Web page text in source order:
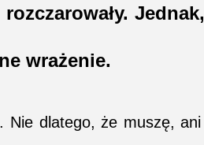
wrażenie.
Nie dlatego, że muszę,